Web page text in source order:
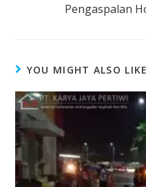
Pengaspalan
YOU MIGHT ALSO LIKE